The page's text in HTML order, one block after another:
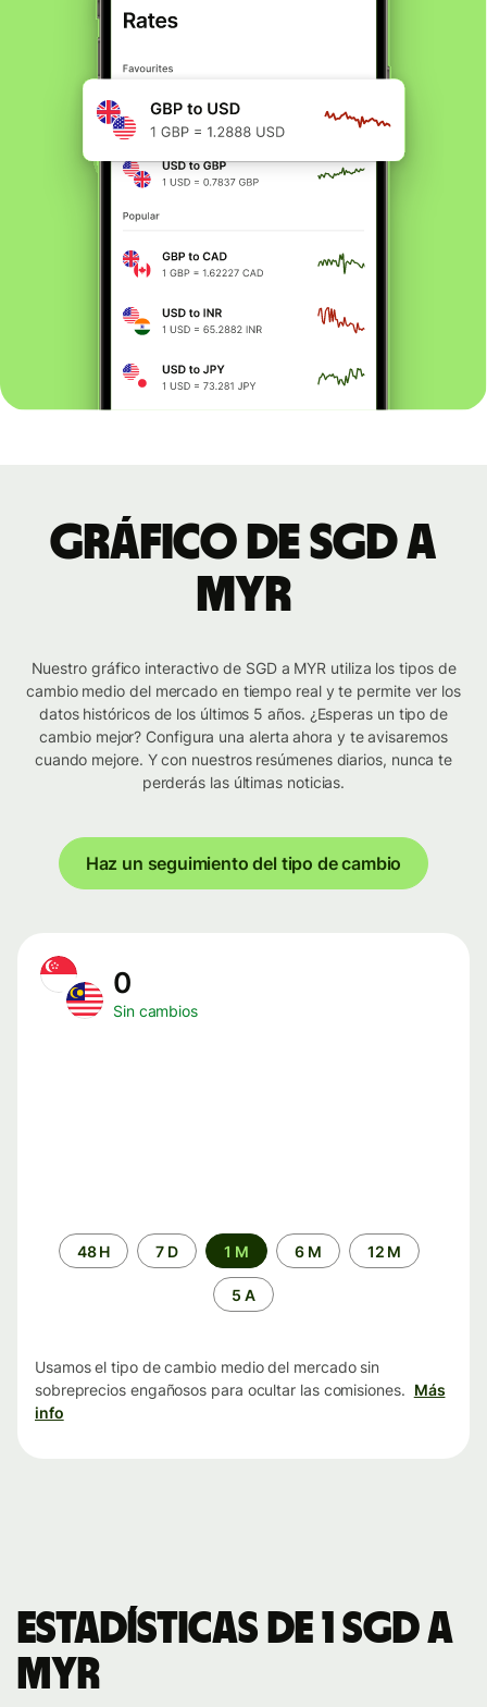
Gráfico de SGD a
MYR
Nuestro gráfico interactivo de SGD a MYR utiliza los tipos de
cambio medio del mercado en tiempo real y te permite ver los
datos históricos de los últimos 5 años. ¿Esperas un tipo de
cambio mejor? Configura una alerta ahora y te avisaremos
cuando mejore. Y con nuestros resúmenes diarios, nunca te
perderás las últimas noticias.
Haz un seguimiento del tipo de cambio
0
Sin cambios
Periodo48 H 7 D 1 M 6 M 12 M
5 A
Usamos el tipo de cambio medio del mercado sin
sobreprecios engañosos para ocultar las comisiones. Más
info
Estadísticas de 1 SGD a
MYR